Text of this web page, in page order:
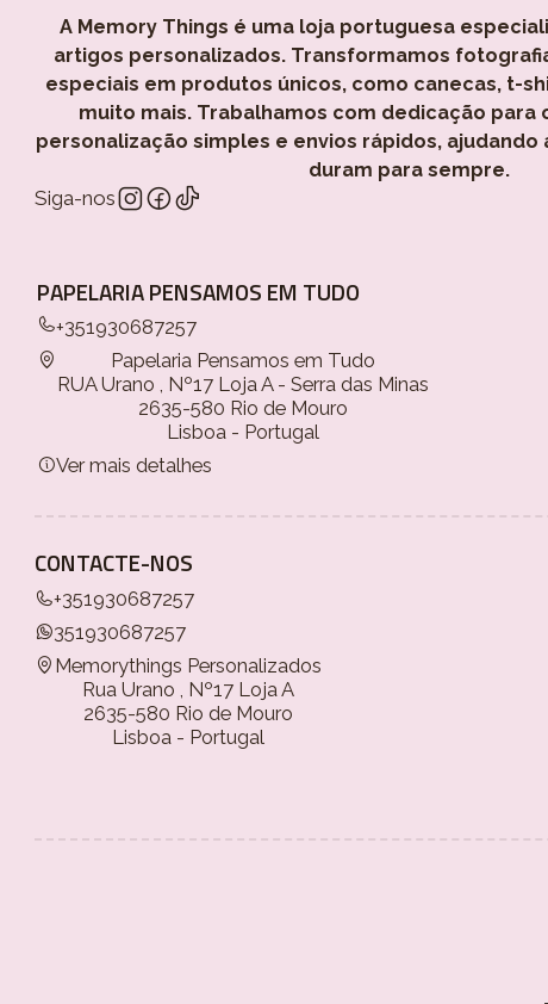
A Memory Things é uma loja portuguesa
artigos personalizados. Transformamos
especiais em produtos únicos, como canecas, t-
muito mais. Trabalhamos com dedicação
personalização simples e envios rápidos,
duram para sempre.
Siga-nos
PAPELARIA PENSAMOS EM TUDO
+351930687257
Papelaria Pensamos em Tudo
RUA Urano , Nº17 Loja A - Serra das Minas
2635-580 Rio de Mouro
Lisboa - Portugal
Ver mais detalhes
CONTACTE-NOS
+351930687257
351930687257
Memorythings Personalizados
Rua Urano , Nº17 Loja A
2635-580 Rio de Mouro
Lisboa - Portugal